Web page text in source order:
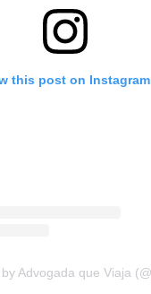
this post on Instagram